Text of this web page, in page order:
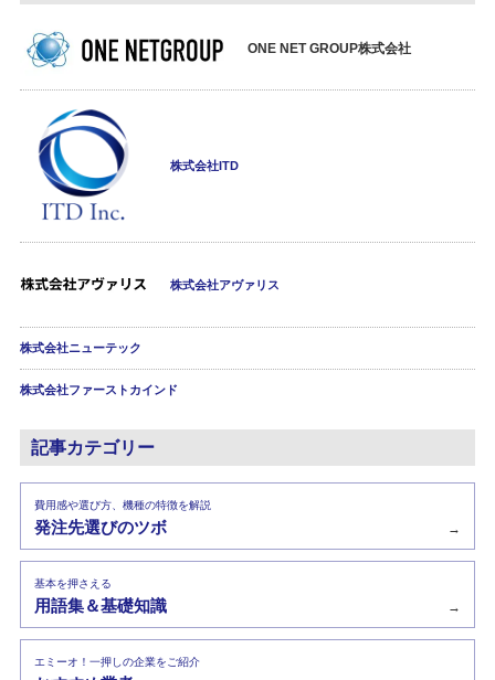
ONE NET GROUP株式会社
株式会社ITD
株式会社アヴァリス
株式会社ニューテック
株式会社ファーストカインド
記事カテゴリー
費用感や選び方、機種の特徴を解説
発注先選びのツボ →
基本を押さえる
用語集＆基礎知識 →
エミーオ！一押しの企業をご紹介